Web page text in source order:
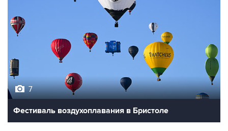
7
Фестиваль воздухоплавания в Бристоле